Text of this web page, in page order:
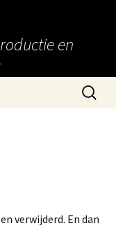
en
Zoeken
naar:
verwijderd. En dan